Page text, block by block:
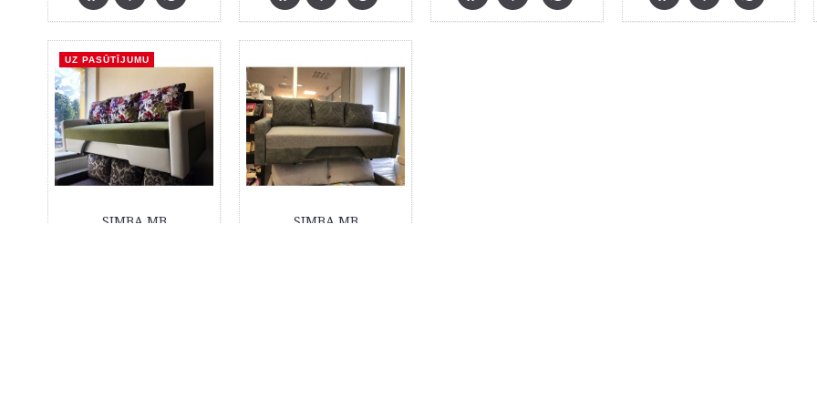
UZ PASŪTĪJUMU
SIMBA MB
SIMBA MB